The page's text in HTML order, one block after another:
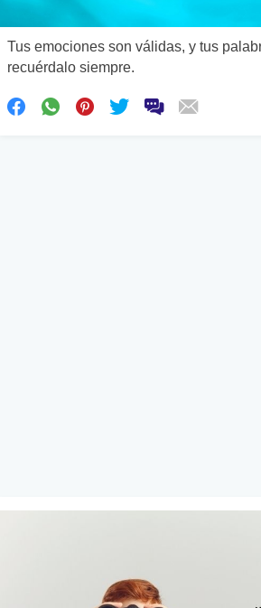
Tus emociones son válidas, y tus
recuérdalo siempre.